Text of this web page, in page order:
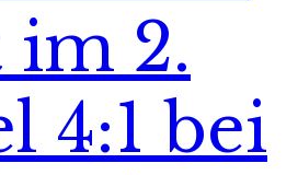
im 2.
4:1 bei